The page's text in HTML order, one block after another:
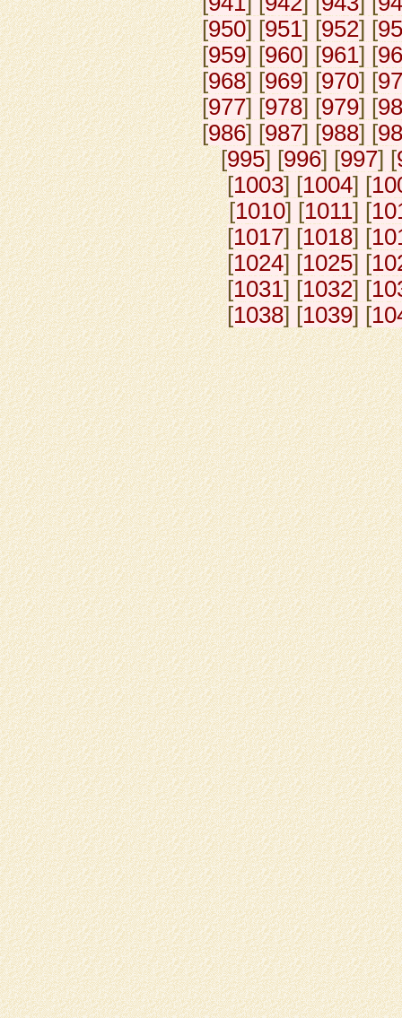
[950] [951] [952] [
[959] [960] [961] [
[968] [969] [970] [
[977] [978] [979] [
[986] [987] [988] [
[995] [996] [997] [
[1003] [1004] [
[1010] [1011] [
[1017] [1018] [
[1024] [1025] [
[1031] [1032] [
[1038] [1039] [